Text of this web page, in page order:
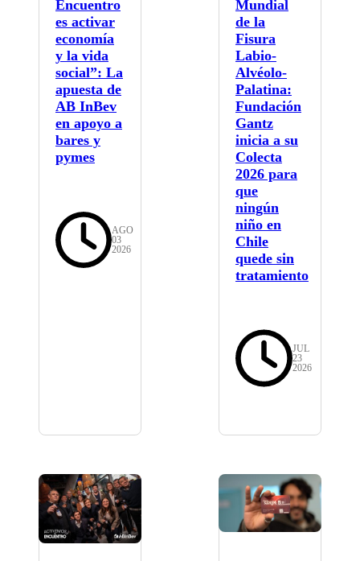
Encuentro
es activar
economía
y la vida
social”: La
apuesta de
AB InBev
en apoyo a
bares y
pymes
AGO
03
2026
Mundial
de la
Fisura
Labio-
Alvéolo-
Palatina:
Fundación
Gantz
inicia a su
Colecta
2026 para
que
ningún
niño en
Chile
quede sin
tratamiento
JUL
23
2026